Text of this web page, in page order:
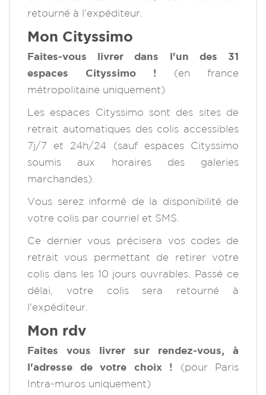
retourné à l'expéditeur.
Mon Cityssimo
Faites-vous livrer dans l'un des 31
espaces Cityssimo ! (en france
métropolitaine uniquement)
Les espaces Cityssimo sont des sites de
retrait automatiques des colis accessibles
7j/7 et 24h/24 (sauf espaces Cityssimo
soumis aux horaires des galeries
marchandes).
Vous serez informé de la disponibilité de
votre colis par courriel et SMS.
Ce dernier vous précisera vos codes de
retrait vous permettant de retirer votre
colis dans les 10 jours ouvrables. Passé ce
délai, votre colis sera retourné à
l'expéditeur.
Mon rdv
Faites vous livrer sur rendez-vous, à
l'adresse de votre choix ! (pour Paris
Intra-muros uniquement)